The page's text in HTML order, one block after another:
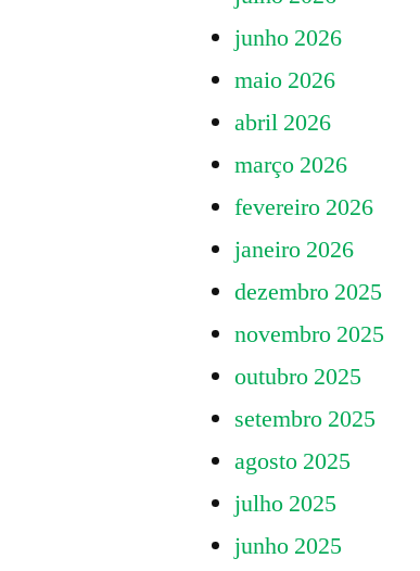
junho 2026
maio 2026
abril 2026
março 2026
fevereiro 2026
janeiro 2026
dezembro 2025
novembro 2025
outubro 2025
setembro 2025
agosto 2025
julho 2025
junho 2025